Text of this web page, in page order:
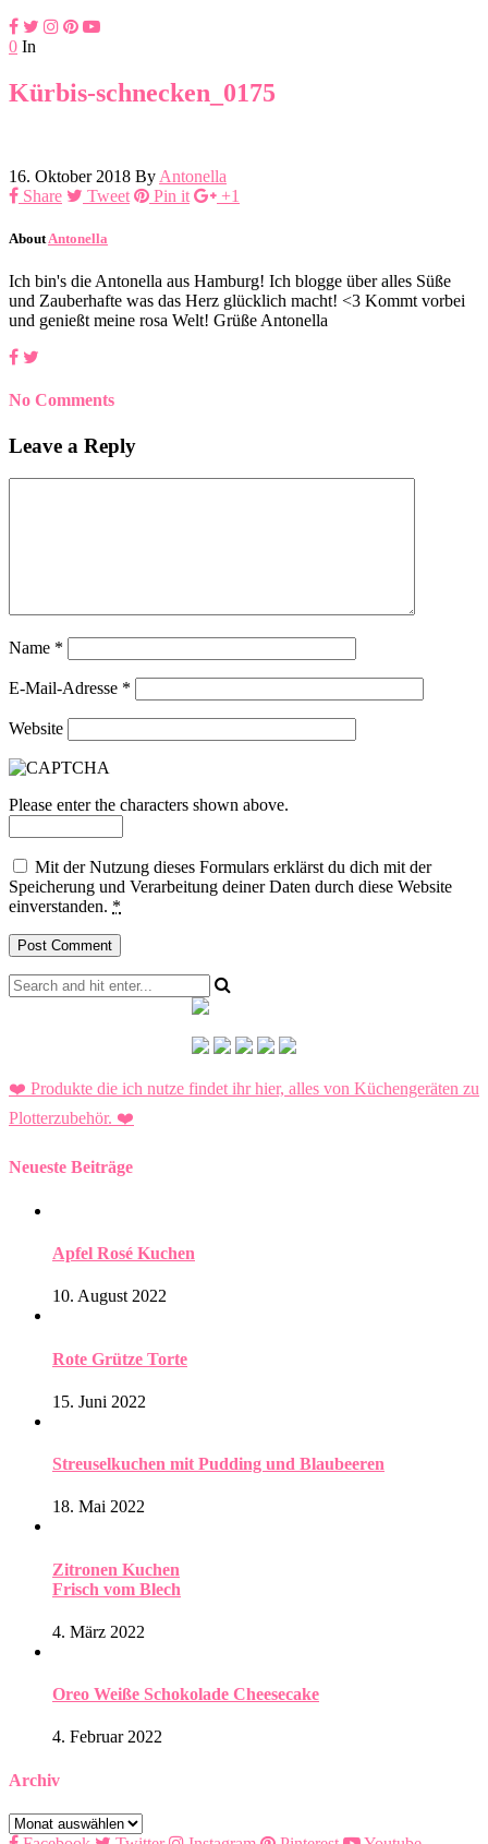
0 In
Kürbis-schnecken_0175
16. Oktober 2018 By Antonella
Share
Tweet Pin it +1
About Antonella
Ich bin's die Antonella aus Hamburg! Ich blogge über alles Süße
und Zauberhafte was das Herz glücklich macht! <3 Kommt vorbei
und genießt meine rosa Welt! Grüße Antonella
No Comments
Leave a Reply
Name *
E-Mail-Adresse *
Website
Please enter the characters shown above.
Mit der Nutzung dieses Formulars erklärst du dich mit der
Speicherung und Verarbeitung deiner Daten durch diese Website
einverstanden. *
❤️ Produkte die ich nutze findet ihr hier, alles von Küchengeräten zu
Plotterzubehör. ❤️
Neueste Beiträge
Apfel Rosé Kuchen
10. August 2022
Rote Grütze Torte
15. Juni 2022
Streuselkuchen mit Pudding und Blaubeeren
18. Mai 2022
Zitronen Kuchen
Frisch vom Blech
4. März 2022
Oreo Weiße Schokolade Cheesecake
4. Februar 2022
Archiv
Archiv